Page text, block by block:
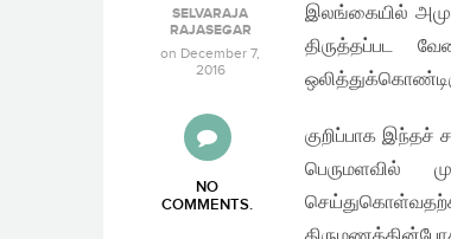
SELVARAJA
RAJASEGAR
on December 7,
2016
NO
COMMENTS.
இலங்கையில்
திருத்தப்பட
குறிப்பாக இந்தச்
பெருமளவில்